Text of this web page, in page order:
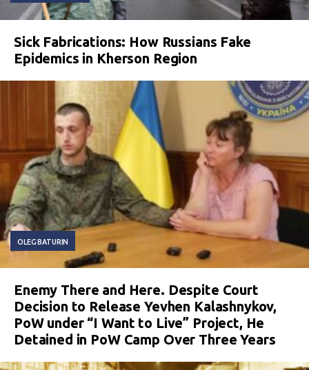
Sick Fabrications: How Russians Fake
Epidemics in Kherson Region
OLEG BATURIN
Enemy There and Here. Despite Court
Decision to Release Yevhen Kalashnykov,
PoW under “I Want to Live” Project, He
Detained in PoW Camp Over Three Years